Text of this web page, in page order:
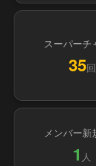
スーパーチ
35回
メンバー新
1 人